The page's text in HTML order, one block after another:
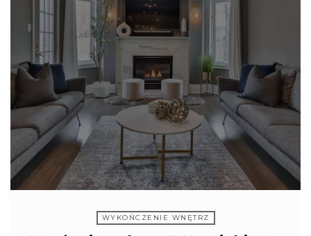
WYKOŃCZENIE WNĘTRZ